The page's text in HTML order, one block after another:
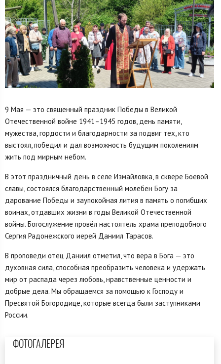
9 Мая — это священный праздник Победы в Великой
Отечественной войне 1941–1945 годов, день памяти,
мужества, гордости и благодарности за подвиг тех, кто
выстоял, победил и дал возможность будущим поколениям
жить под мирным небом.
В этот праздничный день в селе Измайловка, в сквере Боевой
славы, состоялся благодарственный молебен Богу за
дарование Победы и заупокойная лития в память о погибших
воинах, отдавших жизни в годы Великой Отечественной
войны. Богослужение провёл настоятель храма преподобного
Сергия Радонежского иерей Даниил Тарасов.
В проповеди отец Даниил отметил, что вера в Бога — это
духовная сила, способная преобразить человека и удержать
мир от распада через любовь, нравственные ценности и
добрые дела. Мы обращаемся за помощью к Господу и
Пресвятой Богородице, которые всегда были заступниками
России.
ФОТОГАЛЕРЕЯ